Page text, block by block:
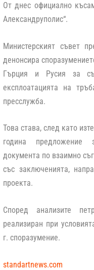
От днес официално
Александруполис“.
Министерският съвет
денонсира
Гърция и Русия за
експлоатацията на
пресслужба.
Това става, след като
година предложение
документа по взаимно
със заключенията,
проекта.
Според анализите
реализиран при
г. споразумение.
standartnews.com